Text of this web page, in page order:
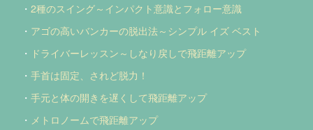
・ 2種のスイング～インパクト意識とフォロー意識
・ アゴの高いバンカーの脱出法～シンプル イズ ベスト
・ ドライバーレッスン～しなり戻しで飛距離アップ
・ 手首は固定、されど脱力！
・ 手元と体の開きを遅くして飛距離アップ
・ メトロノームで飛距離アップ